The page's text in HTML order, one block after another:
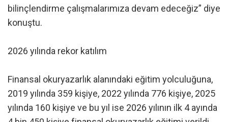
bilinçlendirme çalışmalarımıza devam edeceğiz” diye
konuştu.
2026 yılında rekor katılım
Finansal okuryazarlık alanındaki eğitim yolculuğuna,
2019 yılında 359 kişiye, 2022 yılında 776 kişiye, 2025
yılında 160 kişiye ve bu yıl ise 2026 yılının ilk 4 ayında